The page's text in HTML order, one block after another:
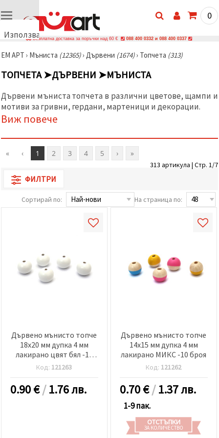
Използваме
🍪
бисквитки
за да
осигурим
работа на
подобрим
изживяване
анализираме
показваме
на наши
партньори
за анализ
използваме
всички
"бисквитки"
като
или да
0
Безплатна доставка за поръчки над 60 € 088 400 0332 и 088 400 0337
ЕМ АРТ › Мъниста (12365)› Дървени (1674)› Топчета (313)
ТОПЧЕТА ➤ДЪРВЕНИ ➤МЪНИСТА
Дървени мъниста топчета в различни цветове, щампи и
мотиви за гривни, гердани, мартеници и декорации.
Виж повече
« ‹ 1 2 3 4 5 › »
313 артикула | Стр. 1/7
ФИЛТРИ
Сортирай по: На страница по:
Дървено мънисто топче
18x20 мм дупка 4 мм
лакирано цвят бял -10
броя
Код: 121263
0.90€/1.76 лв.
Дървено мънисто топче
14x15 мм дупка 4 мм
лакирано МИКС -10 броя
Код: 121262
0.70€/1.37 лв.
1-9 пак.
ОТСТЪПКИ
ЗА КОЛИЧЕСТВО